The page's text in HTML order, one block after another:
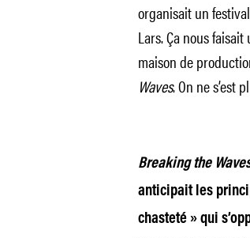
organisait un
Lars. Ça nous
maison de
Waves. On ne s’est
Breaking the
anticipait les
chasteté » qui